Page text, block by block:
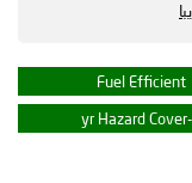
Fuel Efficient
1-